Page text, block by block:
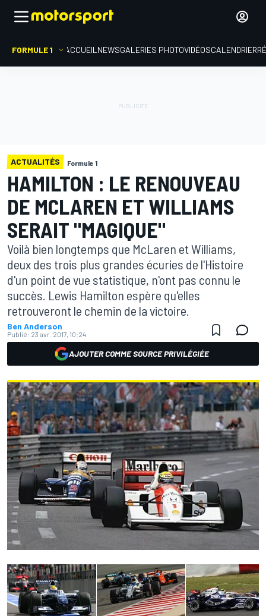
FORMULE 1 ACCUEIL NEWSGALERIES PHOTOVIDÉOSCALENDRIER
ACTUALITÉS Formule 1
HAMILTON : LE RENOUVEAU
DE MCLAREN ET WILLIAMS
SERAIT "MAGIQUE"
Voilà bien longtemps que McLaren et Williams,
deux des trois plus grandes écuries de l'Histoire
d'un point de vue statistique, n'ont pas connu le
succès. Lewis Hamilton espère qu'elles
retrouveront le chemin de la victoire.
Ben Anderson
Publié: 23 avr. 2017, 10:24
AJOUTER COMME SOURCE PRIVILÉGIÉE